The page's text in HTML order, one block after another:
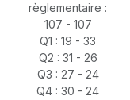
règlementaire :
107 - 107
Q1 : 19 - 33
Q2 : 31 - 26
Q3 : 27 - 24
Q4 : 30 - 24